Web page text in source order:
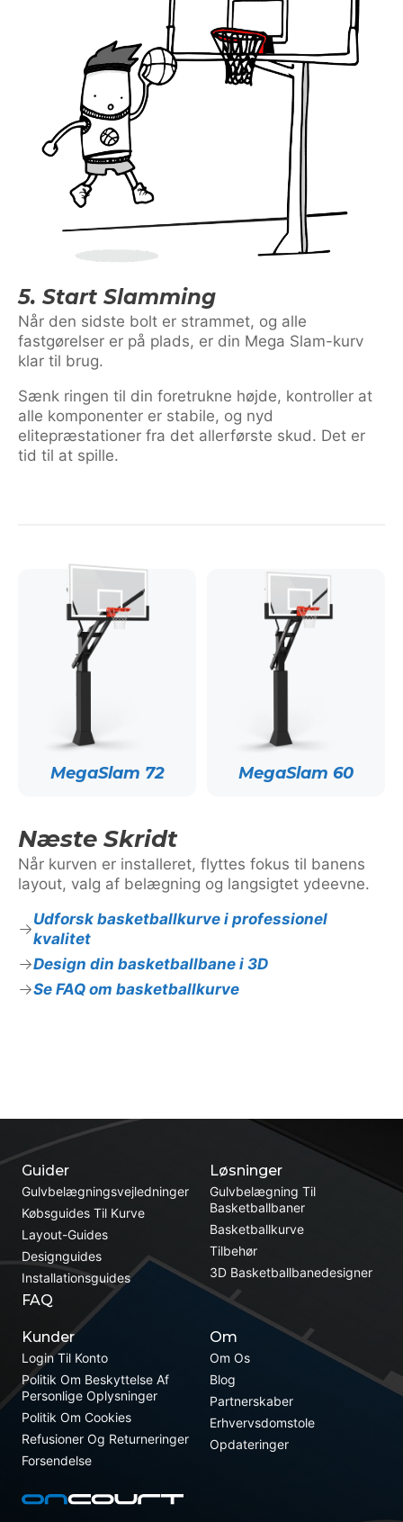
5. Start Slamming
Når den sidste bolt er strammet, og alle
fastgørelser er på plads, er din Mega Slam-kurv
klar til brug.
Sænk ringen til din foretrukne højde, kontroller at
alle komponenter er stabile, og nyd
elitepræstationer fra det allerførste skud. Det er
tid til at spille.
MegaSlam 72 MegaSlam 60
Næste Skridt
Når kurven er installeret, flyttes fokus til banens
layout, valg af belægning og langsigtet ydeevne.
Udforsk basketballkurve i professionel
kvalitet
Design din basketballbane i 3D
Se FAQ om basketballkurve
Løsninger
Gulvbelægning Til
Basketballbaner
Basketballkurve
Tilbehør
3D Basketballbanedesigner
Guider
Gulvbelægningsvejledninger
Købsguides Til Kurve
Layout-Guides
Designguides
Installationsguides
FAQ
Kunder
Login Til Konto
Politik Om Beskyttelse Af
Personlige Oplysninger
Politik Om Cookies
Refusioner Og Returneringer
Forsendelse
Om
Om Os
Blog
Partnerskaber
Erhvervsdomstole
Opdateringer